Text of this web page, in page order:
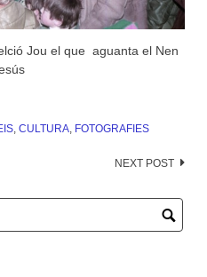
Jou el que aguanta el Nen
CULTURA FOTOGRAFIES
NEXT POST